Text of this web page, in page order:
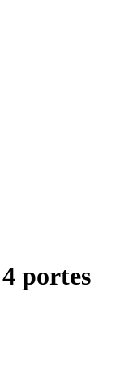
portes